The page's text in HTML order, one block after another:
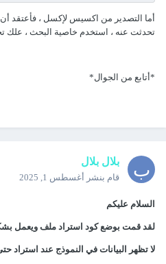
أما التصدير من اكسيس لإكسل ، فأعتقد أن
تحدثت عنه ، استخدم خاصية البحث ، علك
*أتابع من الجوال*
بلال بلال
قام بنشر أغسطس 1, 2025
السلام عليكم
لقد قمت بوضع كود استراد ملف ويعمل
لا تظهر البيانات في النموذج عند استراد